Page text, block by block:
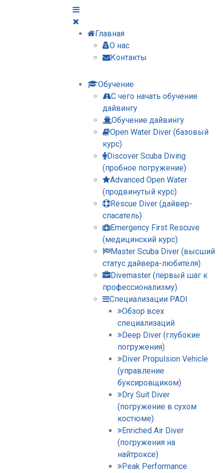
Главная
О нас
Контакты
Обучение
С чего начать обучение
дайвингу
Обучение дайвингу
Open Water Diver (базовый
курс)
Discover Scuba Diving
(пробное погружение)
Advanced Open Water
(продвинутый курс)
Rescue Diver (дайвер-
спасатель)
Emergency First Rescuve
(медицинский курс)
Master Scuba Diver (высший
статус дайвера-любителя)
Divemaster (первый шаг к
профессионализму)
Специализации PADI
Обзор всех
специализаций
Deep Diver (глубокие
погружения)
Diver Propulsion Vehicle
(управление
буксировщиком)
Dry Suit Diver
(погружение в сухом
костюме)
Enriched Air Diver
(погружения на
найтроксе)
Peak Performance